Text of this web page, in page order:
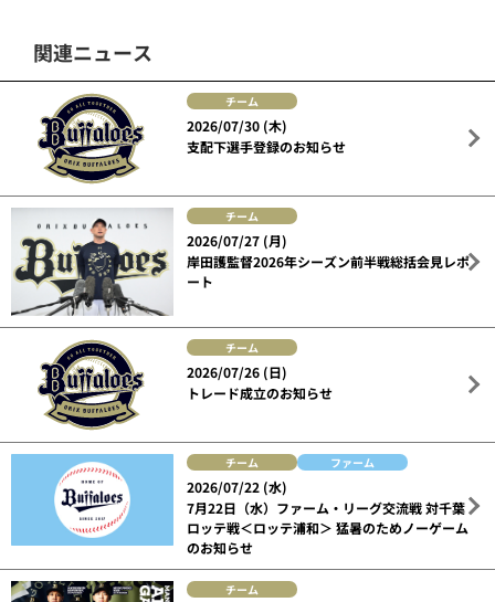
関連ニュース
チーム
2026/07/30 (木)
支配下選手登録のお知らせ
チーム
2026/07/27 (月)
岸田護監督2026年シーズン前半戦総括会見レポ
ート
チーム
2026/07/26 (日)
トレード成立のお知らせ
チーム ファーム
2026/07/22 (水)
7月22日（水）ファーム・リーグ交流戦 対千葉
ロッテ戦＜ロッテ浦和＞ 猛暑のためノーゲーム
のお知らせ
チーム